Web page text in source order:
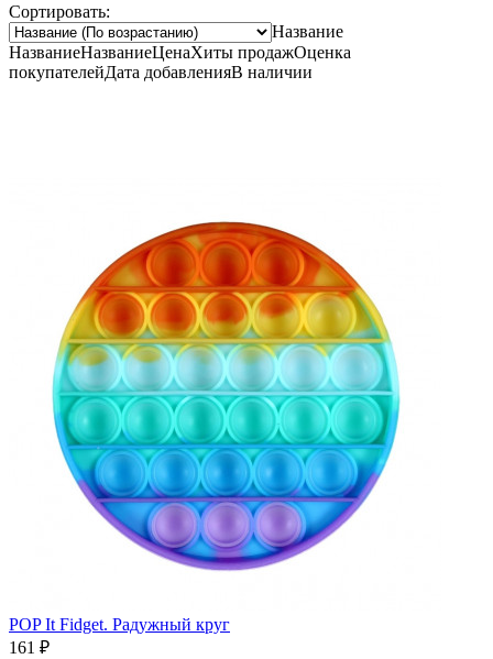
Сортировать:
Название
НазваниеНазваниеЦенаХиты продажОценка
покупателейДата добавленияВ наличии
POP It Fidget. Радужный круг
161 ₽